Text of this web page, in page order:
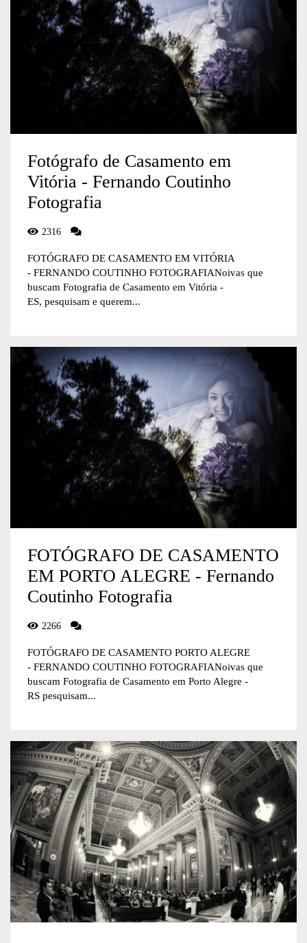
Fotógrafo de Casamento em
Vitória - Fernando Coutinho
Fotografia
2316
FOTÓGRAFO DE CASAMENTO EM VITÓRIA
- FERNANDO COUTINHO FOTOGRAFIANoivas que
buscam Fotografia de Casamento em Vitória -
ES, pesquisam e querem...
FOTÓGRAFO DE CASAMENTO
EM PORTO ALEGRE - Fernando
Coutinho Fotografia
2266
FOTÓGRAFO DE CASAMENTO PORTO ALEGRE
- FERNANDO COUTINHO FOTOGRAFIANoivas que
buscam Fotografia de Casamento em Porto Alegre -
RS pesquisam...